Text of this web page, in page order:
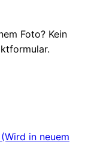
Foto? Kein
in neuem